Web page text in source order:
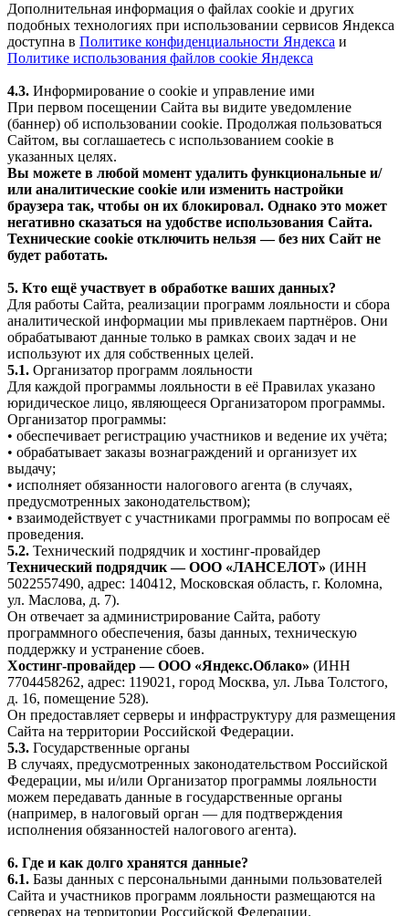
Дополнительная информация о файлах cookie и других
подобных технологиях при использовании сервисов Яндекса
доступна в Политике конфиденциальности Яндекса и
Политике использования файлов cookie Яндекса
4.3. Информирование о cookie и управление ими
При первом посещении Сайта вы видите уведомление
(баннер) об использовании cookie. Продолжая пользоваться
Сайтом, вы соглашаетесь с использованием cookie в
указанных целях.
Вы можете в любой момент удалить функциональные и/
или аналитические cookie или изменить настройки
браузера так, чтобы он их блокировал. Однако это может
негативно сказаться на удобстве использования Сайта.
Технические cookie отключить нельзя — без них Сайт не
будет работать.
5. Кто ещё участвует в обработке ваших данных?
Для работы Сайта, реализации программ лояльности и сбора
аналитической информации мы привлекаем партнёров. Они
обрабатывают данные только в рамках своих задач и не
используют их для собственных целей.
5.1. Организатор программ лояльности
Для каждой программы лояльности в её Правилах указано
юридическое лицо, являющееся Организатором программы.
Организатор программы:
• обеспечивает регистрацию участников и ведение их учёта;
• обрабатывает заказы вознаграждений и организует их
выдачу;
• исполняет обязанности налогового агента (в случаях,
предусмотренных законодательством);
• взаимодействует с участниками программы по вопросам её
проведения.
5.2. Технический подрядчик и хостинг-провайдер
Технический подрядчик — ООО «ЛАНСЕЛОТ» (ИНН
5022557490, адрес: 140412, Московская область, г. Коломна,
ул. Маслова, д. 7).
Он отвечает за администрирование Сайта, работу
программного обеспечения, базы данных, техническую
поддержку и устранение сбоев.
Хостинг-провайдер — ООО «Яндекс.Облако» (ИНН
7704458262, адрес: 119021, город Москва, ул. Льва Толстого,
д. 16, помещение 528).
Он предоставляет серверы и инфраструктуру для размещения
Сайта на территории Российской Федерации.
5.3. Государственные органы
В случаях, предусмотренных законодательством Российской
Федерации, мы и/или Организатор программы лояльности
можем передавать данные в государственные органы
(например, в налоговый орган — для подтверждения
исполнения обязанностей налогового агента).
6. Где и как долго хранятся данные?
6.1. Базы данных с персональными данными пользователей
Сайта и участников программ лояльности размещаются на
серверах на территории Российской Федерации.